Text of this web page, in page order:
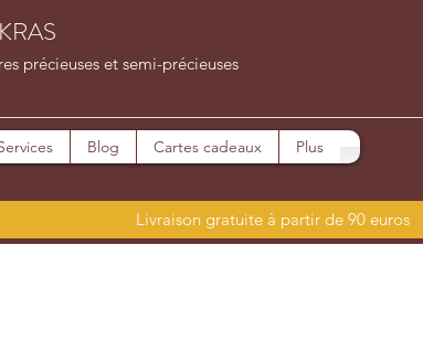
précieuses et semi-précieuses
Blog Cartes cadeaux Plus
Livraison gratuite à partir de 90 euros